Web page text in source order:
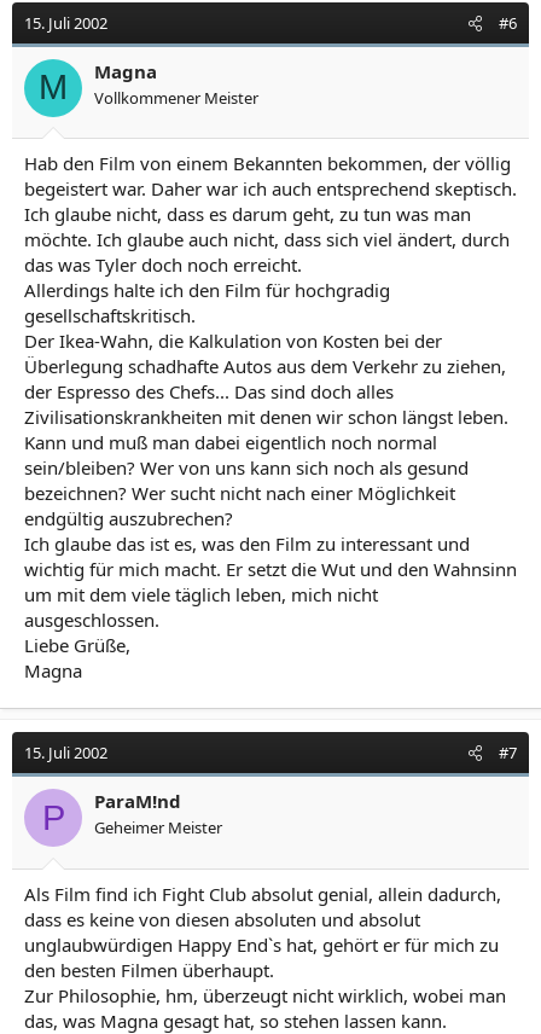
15. Juli 2002 #6
M Magna
Vollkommener Meister
Hab den Film von einem Bekannten bekommen, der völlig
begeistert war. Daher war ich auch entsprechend skeptisch.
Ich glaube nicht, dass es darum geht, zu tun was man
möchte. Ich glaube auch nicht, dass sich viel ändert, durch
das was Tyler doch noch erreicht.
Allerdings halte ich den Film für hochgradig
gesellschaftskritisch.
Der Ikea-Wahn, die Kalkulation von Kosten bei der
Überlegung schadhafte Autos aus dem Verkehr zu ziehen,
der Espresso des Chefs... Das sind doch alles
Zivilisationskrankheiten mit denen wir schon längst leben.
Kann und muß man dabei eigentlich noch normal
sein/bleiben? Wer von uns kann sich noch als gesund
bezeichnen? Wer sucht nicht nach einer Möglichkeit
endgültig auszubrechen?
Ich glaube das ist es, was den Film zu interessant und
wichtig für mich macht. Er setzt die Wut und den Wahnsinn
um mit dem viele täglich leben, mich nicht
ausgeschlossen.
Liebe Grüße,
Magna
15. Juli 2002 #7
P ParaM!nd
Geheimer Meister
Als Film find ich Fight Club absolut genial, allein dadurch,
dass es keine von diesen absoluten und absolut
unglaubwürdigen Happy End`s hat, gehört er für mich zu
den besten Filmen überhaupt.
Zur Philosophie, hm, überzeugt nicht wirklich, wobei man
das, was Magna gesagt hat, so stehen lassen kann.